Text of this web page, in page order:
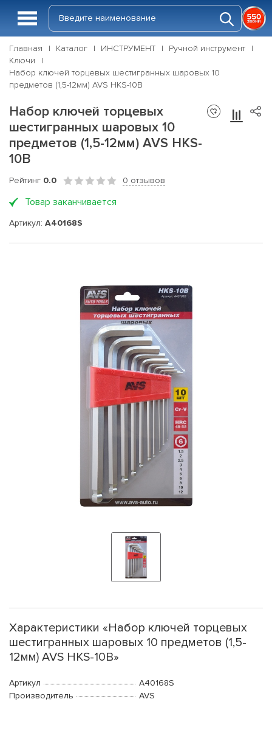
Главная Каталог ИНСТРУМЕНТ
Ручной инструмент
Ключи
Набор ключей торцевых шестигранных шаровых 10
предметов (1,5-12мм) AVS HKS-10B
Набор ключей торцевых
шестигранных шаровых 10
предметов (1,5-12мм) AVS HKS-
10B
Рейтинг 0.0 0 отзывов
Товар заканчивается
Артикул: A40168S
Характеристики «Набор ключей торцевых
шестигранных шаровых 10 предметов (1,5-
12мм) AVS HKS-10B»
Артикул
A40168S
Производитель
AVS